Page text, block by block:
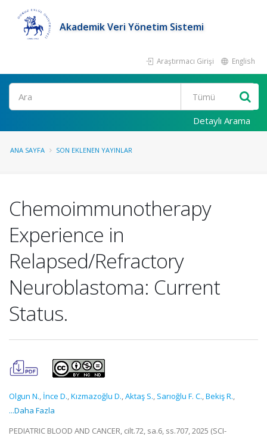
Akademik Veri Yönetim Sistemi
Araştırmacı Girişi English
Ara
Detaylı Arama
ANA SAYFA SON EKLENEN YAYINLAR
Chemoimmunotherapy
Experience in
Relapsed/Refractory
Neuroblastoma: Current
Status.
Olgun N., İnce D.,Kızmazoğlu D.,Aktaş S., Sarıoğlu F. C.,Bekiş R.,
...Daha Fazla
PEDIATRIC BLOOD AND CANCER, cilt.72, sa.6, ss.707, 2025 (SCI-